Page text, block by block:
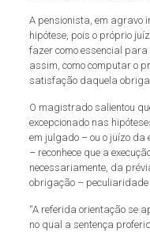
A pensionista, em agravo
hipótese, pois o próprio
fazer como essencial
assim, como computar o
satisfação daquela
O magistrado salientou
excepcionado nas
em julgado – ou o juízo da
– reconhece que a
necessariamente, da
obrigação – peculiaridade
“A referida orientação se
no qual a sentença